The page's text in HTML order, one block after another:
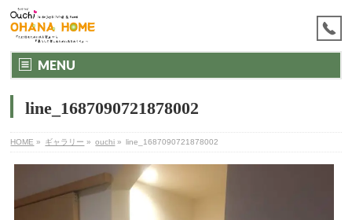
MENU
line_1687090721878002
HOME » ギャラリー » ouchi » line_1687090721878002